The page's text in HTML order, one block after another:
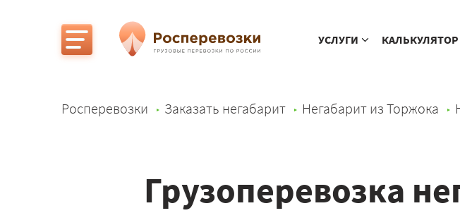
УСЛУГИ КАЛЬКУЛЯТОР
Росперевозки Заказать негабарит Негабарит из Торжока
Грузоперевозка